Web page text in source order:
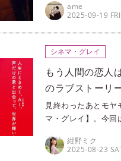
きる映画・ドラマ・
すめをピックアッ
『バック・トゥ・ザ
ame
2025-09-19 FRI
もう人間の恋人
のラブストーリ
グレイ File.047
見終わったあとモ
マ・グレイ】。今回
紺野ミク
2025-08-23
シネマ・グレイ